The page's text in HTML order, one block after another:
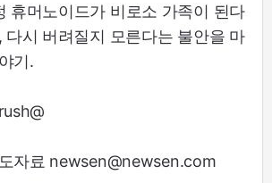
휴머노이드가 비로소 가족이 된다
다시 버려질지 모른다는 불안을 마
기.
자료 newsen@newsen.com